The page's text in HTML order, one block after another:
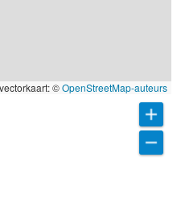
©OpenStreetMap-auteurs